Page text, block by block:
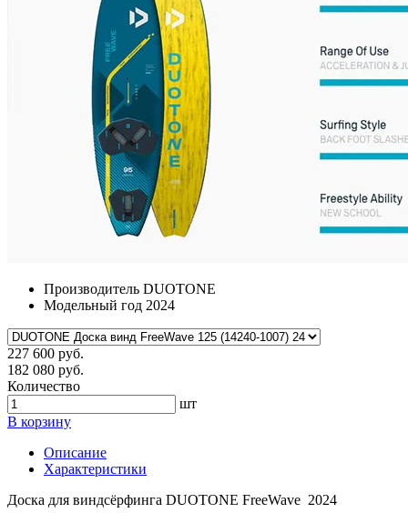
Производитель DUOTONE
Модельный год 2024
227 600 руб.
182 080 руб.
Количество
шт
В корзину
Описание
Характеристики
Доска для виндсёрфинга DUOTONE FreeWave 2024